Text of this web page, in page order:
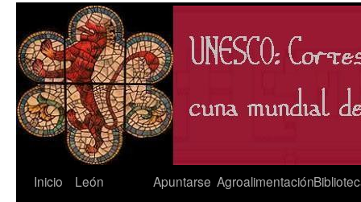
Saltar
Inicio
León
Apuntarse Agroalimentación